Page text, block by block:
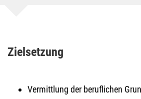
Zielsetzung
Vermittlung der beruflichen